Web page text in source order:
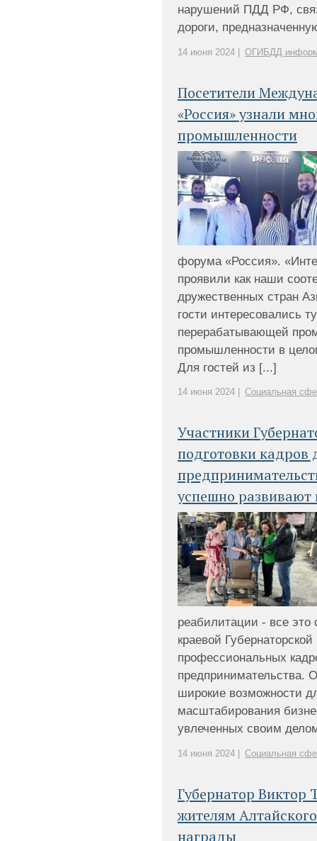
нарушений ПДД РФ,
дороги,
14 июня 2024 | ОГИБДД
Посетители
«Россия» узнали
промышленности
форума «Россия».
проявили как наши
дружественных стран
гости интересовались
перерабатывающей
промышленности в
Для гостей из [...]
14 июня 2024 | Социальная
Участники
подготовки кадров
успешно
реабилитации - все это
краевой
профессиональных
предпринимательства.
широкие возможности
масштабирования
увлеченных своим
14 июня 2024 | Социальная
Губернатор Виктор
жителям
награды